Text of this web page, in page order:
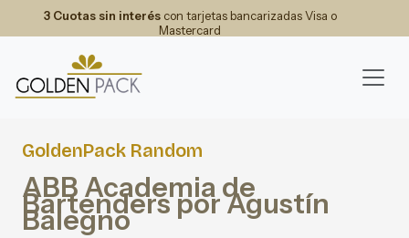
3 Cuotas sin interéscon tarjetas bancarizadas Visa o
Mastercard
GoldenPack Random
ABB Academia de
Bartenders por Agustín
Balegno